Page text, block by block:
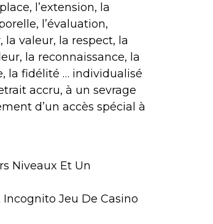
l’extension, la
l’évaluation,
la valeur, la respect, la
la reconnaissance, la
la fidélité … individualisé
accru, à un sevrage
d’un accès spécial à
Niveaux Et Un
Jeu De Casino